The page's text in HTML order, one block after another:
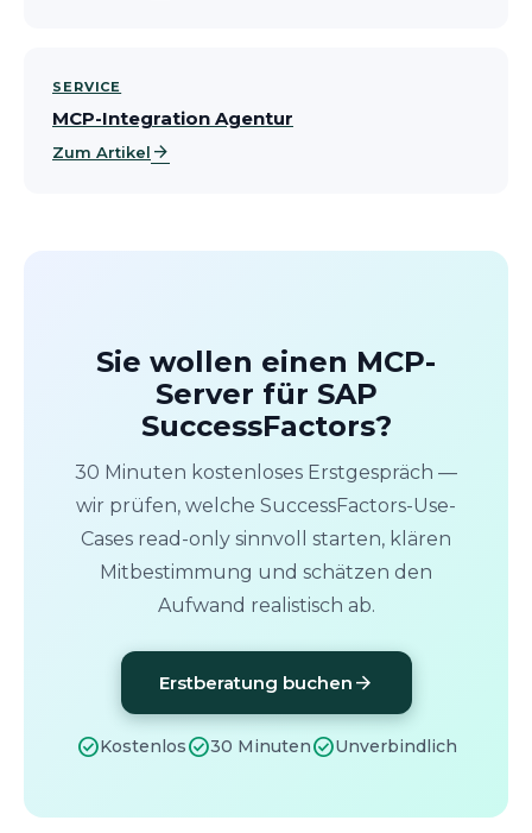
SERVICE
MCP-Integration Agentur
Zum Artikel arrow_forward
Sie wollen einen MCP-
Server für SAP
SuccessFactors?
30 Minuten kostenloses Erstgespräch —
wir prüfen, welche SuccessFactors-Use-
Cases read-only sinnvoll starten, klären
Mitbestimmung und schätzen den
Aufwand realistisch ab.
Erstberatung buchen arrow_forward
check_circleKostenloscheck_circle30 Minutencheck_circleUnverbindlich